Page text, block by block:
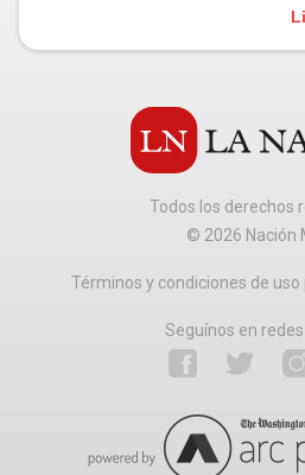
Todos los derechos
© 2026 Nación
Términos y condiciones de
Seguínos en